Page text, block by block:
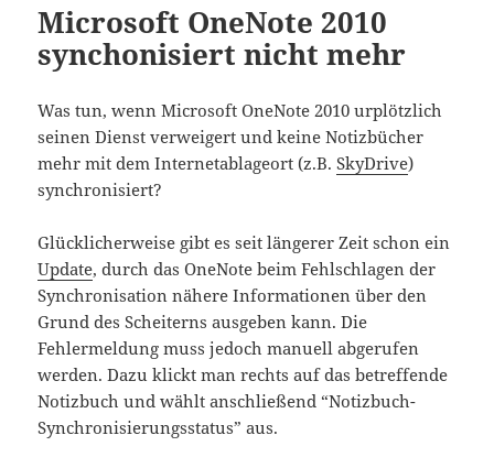
Microsoft OneNote 2010
synchonisiert nicht mehr
Was tun, wenn Microsoft OneNote 2010 urplötzlich
seinen Dienst verweigert und keine Notizbücher
mehr mit dem Internetablageort (z.B.SkyDrive)
synchronisiert?
Glücklicherweise gibt es seit längerer Zeit schon ein
Update, durch das OneNote beim Fehlschlagen der
Synchronisation nähere Informationen über den
Grund des Scheiterns ausgeben kann. Die
Fehlermeldung muss jedoch manuell abgerufen
werden. Dazu klickt man rechts auf das betreffende
Notizbuch und wählt anschließend “Notizbuch-
Synchronisierungsstatus” aus.